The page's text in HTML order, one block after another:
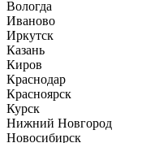
Вологда
Иваново
Иркутск
Казань
Киров
Краснодар
Красноярск
Курск
Нижний Новгород
Новосибирск